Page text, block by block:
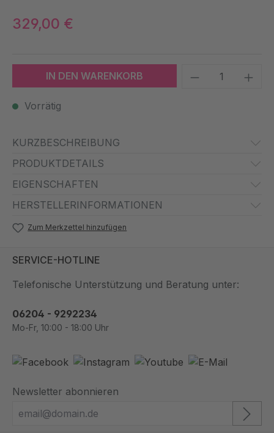
329,00 €
IN DEN WARENKORB Produkt
Vorrätig
KURZBESCHREIBUNG
PRODUKTDETAILS
EIGENSCHAFTEN
HERSTELLERINFORMATIONEN
Zum Merkzettel hinzufügen
SERVICE-HOTLINE
Telefonische Unterstützung und Beratung unter:
06204 - 9292234
Mo-Fr, 10:00 - 18:00 Uhr
Newsletter abonnieren